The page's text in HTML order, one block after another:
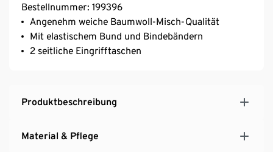
Bestellnummer: 199396
Angenehm weiche Baumwoll-Misch-Qualität
Mit elastischem Bund und Bindebändern
2 seitliche Eingrifftaschen
Produktbeschreibung
Material & Pflege